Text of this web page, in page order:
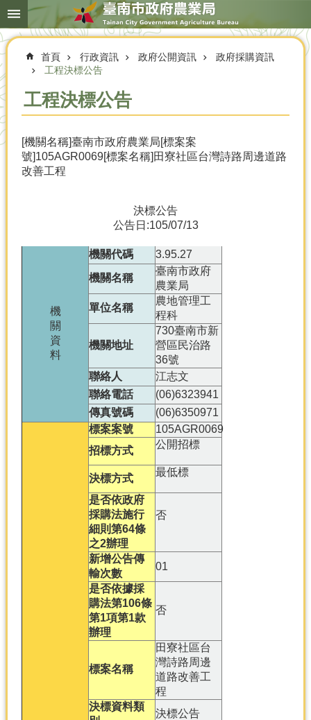
跳到主要內容區塊
搜
尋
進
簡
況
首頁 行政資訊 政府公開資訊
政府採購資訊
工程決標公告
工程決標公告
[機關名稱]臺南市政府農業局[標案案
號]105AGR0069[標案名稱]田寮社區台灣詩路周邊道路
改善工程
決標公告
公告日:105/07/13
機
關
資
料
機關代碼
3.95.27
機關名稱
臺南市政府
農業局
單位名稱
農地管理工
程科
機關地址
730臺南市新
營區民治路
36號
聯絡人
江志文
聯絡電話
(06)6323941
傳真號碼
(06)6350971
標案案號
105AGR0069
招標方式
公開招標
決標方式
最低標
是否依政府
採購法施行
細則第64條
之2辦理
否
新增公告傳
輸次數
01
是否依據採
購法第106條
第1項第1款
辦理
否
標案名稱
田寮社區台
灣詩路周邊
道路改善工
程
決標資料類
決標公告